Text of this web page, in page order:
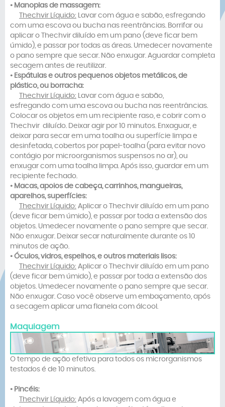
• Manoplas de massagem:
Thechvir Líquido: Lavar com água e sabão, esfregando
com uma escova ou bucha nas reentrâncias. Borrifar ou
aplicar o Thechvir diluído em um pano (deve ficar bem
úmido), e passar por todas as áreas. Umedecer novamente
o pano sempre que secar. Não enxugar. Aguardar completa
secagem antes de reutilizar.
• Espátulas e outros pequenos objetos metálicos, de
plástico, ou borracha:
Thechvir Líquido: Lavar com água e sabão,
esfregando com uma escova ou bucha nas reentrâncias.
Colocar os objetos em um recipiente raso, e cobrir com o
Thechvir diluído. Deixar agir por 10 minutos. Enxaguar, e
deixar para secar em uma toalha ou superfície limpa e
desinfetada, cobertos por papel-toalha (para evitar novo
contágio por microorganismos suspensos no ar), ou
enxugar com uma toalha limpa. Após isso, guardar em um
recipiente fechado.
• Macas, apoios de cabeça, carrinhos, mangueiras,
aparelhos, superfícies:
Thechvir Líquido: Aplicar o Thechvir diluído em um pano
(deve ficar bem úmido), e passar por toda a extensão dos
objetos. Umedecer novamente o pano sempre que secar.
Não enxugar. Deixar secar naturalmente durante os 10
minutos de ação.
• Óculos, vidros, espelhos, e outros materiais lisos:
Thechvir Líquido: Aplicar o Thechvir diluído em um pano
(deve ficar bem úmido), e passar por toda a extensão dos
objetos. Umedecer novamente o pano sempre que secar.
Não enxugar. Caso você observe um embaçamento, após
a secagem aplicar uma flanela com álcool.
Maquiagem
O tempo de ação efetiva para todos os microrganismos
testados é de 10 minutos.
• Pincéis:
Thechvir Líquido: Após a lavagem com água e